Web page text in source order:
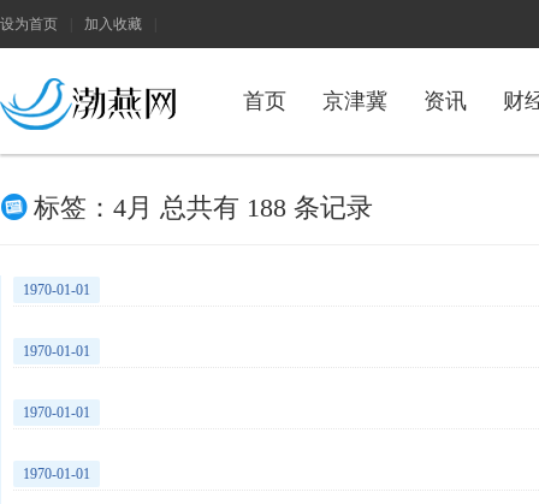
设为首页 加入收藏
首页 京津冀 资讯 财
h 标签：4月 总共有 188 条记录
1970-01-01
1970-01-01
1970-01-01
1970-01-01